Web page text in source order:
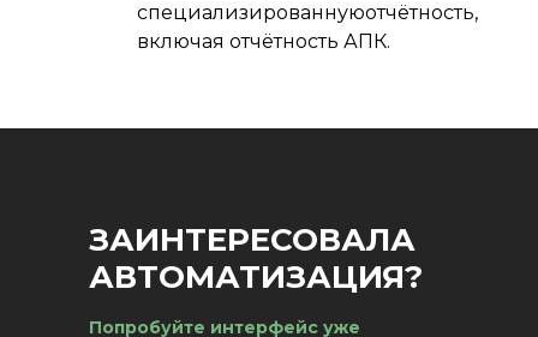
специализированнуюотчётность,
включая отчётность АПК.
единую информационную
систему на базе конфигурации
"ERP Управление предприятием"
ЗАИНТЕРЕСОВАЛА
АВТОМАТИЗАЦИЯ?
Попробуйте интерфейс уже